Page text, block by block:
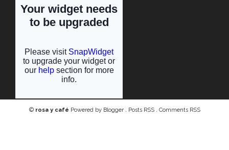
© rosa y café Powered by Blogger . Posts RSS . Comments RSS